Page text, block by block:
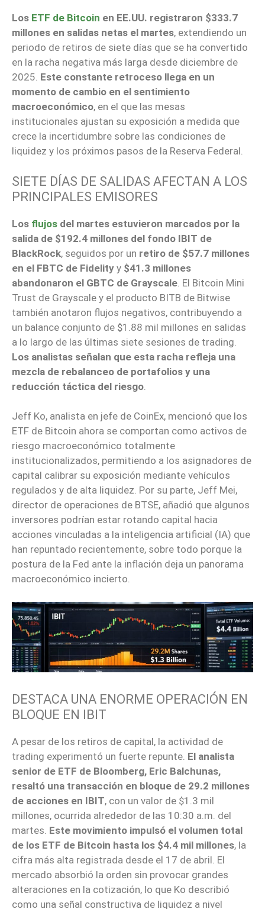
Los ETF de Bitcoin en EE.UU. registraron $333.7
millones en salidas netas el martes, extendiendo un
periodo de retiros de siete días que se ha convertido
en la racha negativa más larga desde diciembre de
2025. Este constante retroceso llega en un
momento de cambio en el sentimiento
macroeconómico, en el que las mesas
institucionales ajustan su exposición a medida que
crece la incertidumbre sobre las condiciones de
liquidez y los próximos pasos de la Reserva Federal.
SIETE DÍAS DE SALIDAS AFECTAN A LOS
PRINCIPALES EMISORES
Los flujos del martes estuvieron marcados por la
salida de $192.4 millones del fondo IBIT de
BlackRock, seguidos por un retiro de $57.7 millones
en el FBTC de Fidelity y $41.3 millones
abandonaron el GBTC de Grayscale . El Bitcoin Mini
Trust de Grayscale y el producto BITB de Bitwise
también anotaron flujos negativos, contribuyendo a
un balance conjunto de $1.88 mil millones en salidas
a lo largo de las últimas siete sesiones de trading.
Los analistas señalan que esta racha refleja una
mezcla de rebalanceo de portafolios y una
reducción táctica del riesgo
Jeff Ko, analista en jefe de CoinEx, mencionó que los
ETF de Bitcoin ahora se comportan como activos de
riesgo macroeconómico totalmente
institucionalizados, permitiendo a los asignadores de
capital calibrar su exposición mediante vehículos
regulados y de alta liquidez. Por su parte, Jeff Mei,
director de operaciones de BTSE, añadió que algunos
inversores podrían estar rotando capital hacia
acciones vinculadas a la inteligencia artificial (IA) que
han repuntado recientemente, sobre todo porque la
postura de la Fed ante la inflación deja un panorama
macroeconómico incierto.
DESTACA UNA ENORME OPERACIÓN EN
BLOQUE EN IBIT
A pesar de los retiros de capital, la actividad de
trading experimentó un fuerte repunte. El analista
senior de ETF de Bloomberg, Eric Balchunas,
resaltó una transacción en bloque de 29.2 millones
de acciones en IBIT, con un valor de $1.3 mil
millones, ocurrida alrededor de las 10:30 a.m. del
martes. Este movimiento impulsó el volumen total
de los ETF de Bitcoin hasta los $4.4 mil millones, la
cifra más alta registrada desde el 17 de abril. El
mercado absorbió la orden sin provocar grandes
alteraciones en la cotización, lo que Ko describió
como una señal constructiva de liquidez a nivel